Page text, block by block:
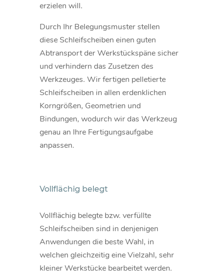
erzielen will.
Durch Ihr Belegungsmuster stellen
diese Schleifscheiben einen guten
Abtransport der Werkstückspäne sicher
und verhindern das Zusetzen des
Werkzeuges. Wir fertigen pelletierte
Schleifscheiben in allen erdenklichen
Korngrößen, Geometrien und
Bindungen, wodurch wir das Werkzeug
genau an Ihre Fertigungsaufgabe
anpassen.
Vollflächig belegt
Vollflächig belegte bzw. verfüllte
Schleifscheiben sind in denjenigen
Anwendungen die beste Wahl, in
welchen gleichzeitig eine Vielzahl, sehr
kleiner Werkstücke bearbeitet werden.